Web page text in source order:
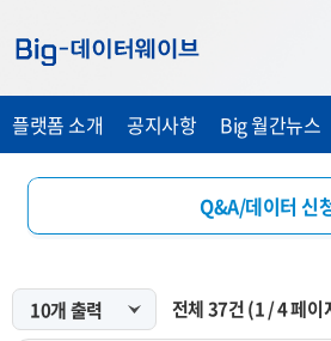
가
기
가
기
가
기
플랫폼 소개 공지사항 Big 월간뉴스
Q&A/데이터 신
개선 요청
전체37건(1/4페이